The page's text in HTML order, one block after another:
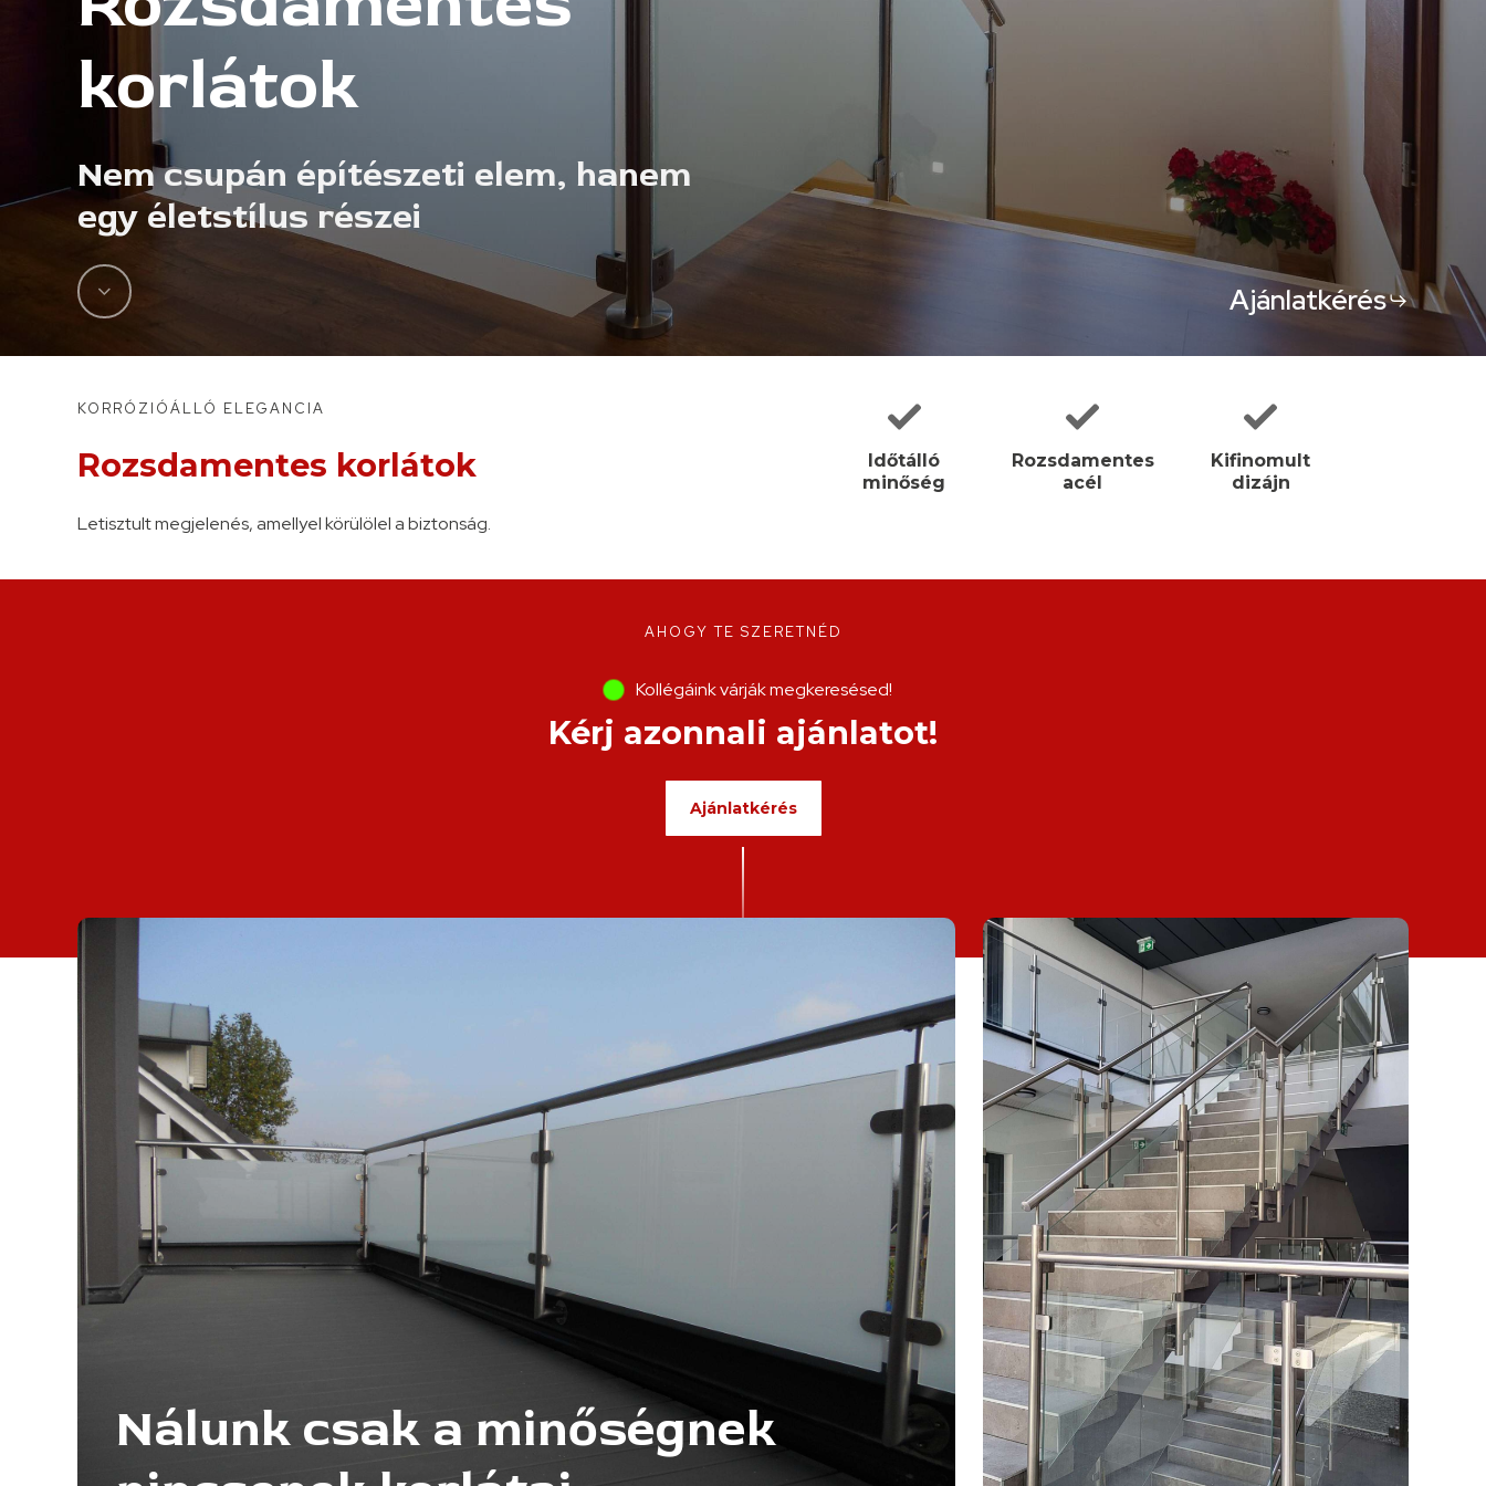
korlátok
Nem csupán építészeti elem, hanem
egy életstílus részei
Navigate
to
the
next
section
Ajánlatkérés
KORRÓZIÓÁLLÓ ELEGANCIA
Rozsdamentes korlátok
Letisztult megjelenés, amellyel körülölel a biztonság.
Időtálló
minőség
Rozsdamentes
acél
Kifinomult
dizájn
AHOGY TE SZERETNÉD
Kollégáink várják megkeresésed!
Kérj azonnali ajánlatot!
Ajánlatkérés
Nálunk csak a minőségnek